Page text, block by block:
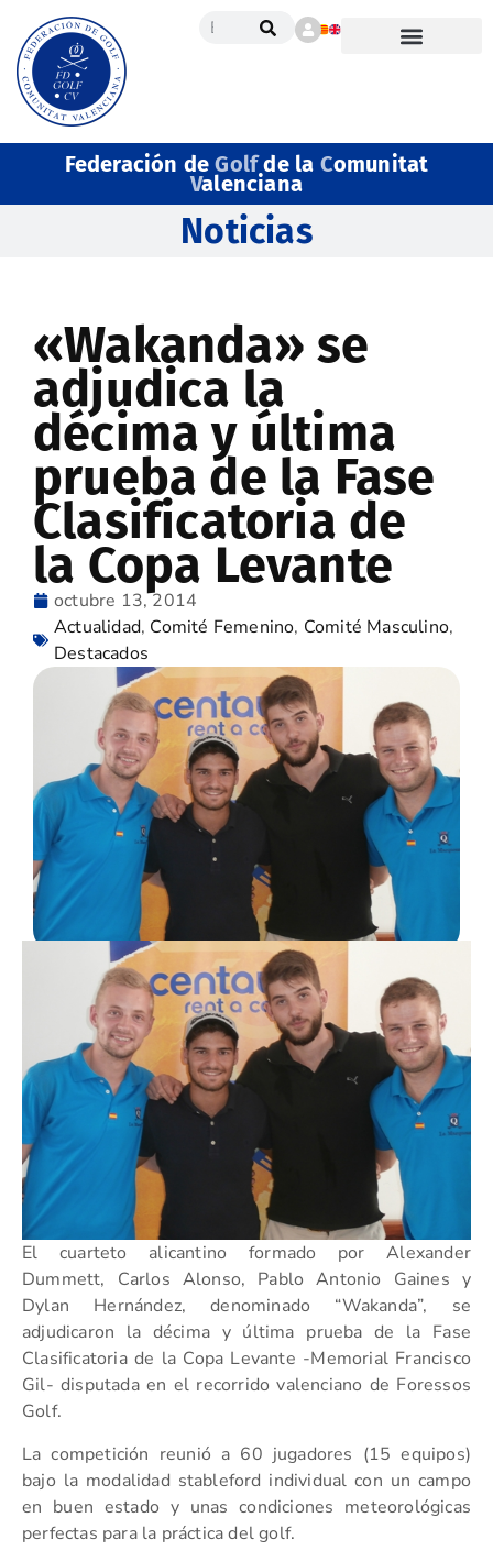
Federación deGolfde la Comunitat
Valenciana
Noticias
«Wakanda» se
adjudica la
décima y última
prueba de la Fase
Clasificatoria de
la Copa Levante
octubre 13, 2014
Actualidad, Comité Femenino, Comité Masculino,
Destacados
El cuarteto alicantino formado por Alexander
Dummett, Carlos Alonso, Pablo Antonio Gaines y
Dylan Hernández, denominado “Wakanda”, se
adjudicaron la décima y última prueba de la Fase
Clasificatoria de la Copa Levante -Memorial Francisco
Gil- disputada en el recorrido valenciano de Foressos
Golf.
La competición reunió a 60 jugadores (15 equipos)
bajo la modalidad stableford individual con un campo
en buen estado y unas condiciones meteorológicas
perfectas para la práctica del golf.